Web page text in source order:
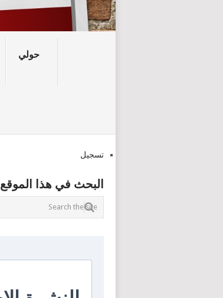
حولي
تسجيل
البحث في هذا الموقع